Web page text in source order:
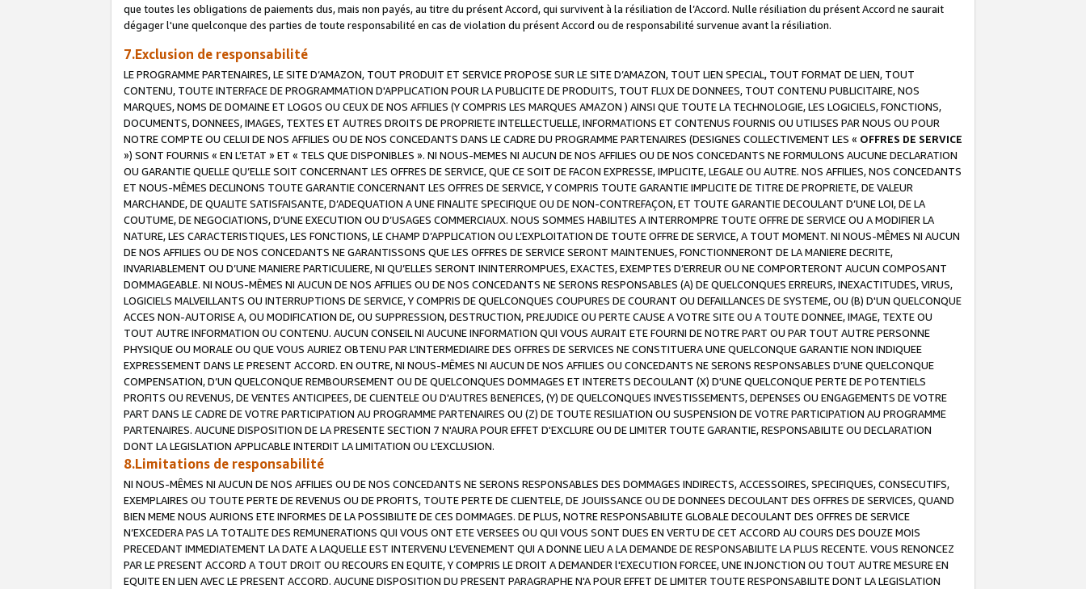
que toutes les obligations de paiements dus, mais non payés, au titre du présent Accord, qui survivent à la résiliation de l’Accord. Nulle résiliation du présent Accord ne saurait
dégager l'une quelconque des parties de toute responsabilité en cas de violation du présent Accord ou de responsabilité survenue avant la résiliation.
7.Exclusion de responsabilité
LE PROGRAMME PARTENAIRES, LE SITE D’AMAZON, TOUT PRODUIT ET SERVICE PROPOSE SUR LE SITE D’AMAZON, TOUT LIEN SPECIAL, TOUT FORMAT DE LIEN, TOUT
CONTENU, TOUTE INTERFACE DE PROGRAMMATION D'APPLICATION POUR LA PUBLICITE DE PRODUITS, TOUT FLUX DE DONNEES, TOUT CONTENU PUBLICITAIRE, NOS
MARQUES, NOMS DE DOMAINE ET LOGOS OU CEUX DE NOS AFFILIES (Y COMPRIS LES MARQUES AMAZON ) AINSI QUE TOUTE LA TECHNOLOGIE, LES LOGICIELS, FONCTIONS,
DOCUMENTS, DONNEES, IMAGES, TEXTES ET AUTRES DROITS DE PROPRIETE INTELLECTUELLE, INFORMATIONS ET CONTENUS FOURNIS OU UTILISES PAR NOUS OU POUR
NOTRE COMPTE OU CELUI DE NOS AFFILIES OU DE NOS CONCEDANTS DANS LE CADRE DU PROGRAMME PARTENAIRES (DESIGNES COLLECTIVEMENT LES « OFFRES DE SERVICE
») SONT FOURNIS « EN L’ETAT » ET « TELS QUE DISPONIBLES ». NI NOUS-MEMES NI AUCUN DE NOS AFFILIES OU DE NOS CONCEDANTS NE FORMULONS AUCUNE DECLARATION
OU GARANTIE QUELLE QU’ELLE SOIT CONCERNANT LES OFFRES DE SERVICE, QUE CE SOIT DE FACON EXPRESSE, IMPLICITE, LEGALE OU AUTRE. NOS AFFILIES, NOS CONCEDANTS
ET NOUS-MÊMES DECLINONS TOUTE GARANTIE CONCERNANT LES OFFRES DE SERVICE, Y COMPRIS TOUTE GARANTIE IMPLICITE DE TITRE DE PROPRIETE, DE VALEUR
MARCHANDE, DE QUALITE SATISFAISANTE, D’ADEQUATION A UNE FINALITE SPECIFIQUE OU DE NON-CONTREFAÇON, ET TOUTE GARANTIE DECOULANT D’UNE LOI, DE LA
COUTUME, DE NEGOCIATIONS, D’UNE EXECUTION OU D’USAGES COMMERCIAUX. NOUS SOMMES HABILITES A INTERROMPRE TOUTE OFFRE DE SERVICE OU A MODIFIER LA
NATURE, LES CARACTERISTIQUES, LES FONCTIONS, LE CHAMP D’APPLICATION OU L’EXPLOITATION DE TOUTE OFFRE DE SERVICE, A TOUT MOMENT. NI NOUS-MÊMES NI AUCUN
DE NOS AFFILIES OU DE NOS CONCEDANTS NE GARANTISSONS QUE LES OFFRES DE SERVICE SERONT MAINTENUES, FONCTIONNERONT DE LA MANIERE DECRITE,
INVARIABLEMENT OU D’UNE MANIERE PARTICULIERE, NI QU’ELLES SERONT ININTERROMPUES, EXACTES, EXEMPTES D’ERREUR OU NE COMPORTERONT AUCUN COMPOSANT
DOMMAGEABLE. NI NOUS-MÊMES NI AUCUN DE NOS AFFILIES OU DE NOS CONCEDANTS NE SERONS RESPONSABLES (A) DE QUELCONQUES ERREURS, INEXACTITUDES, VIRUS,
LOGICIELS MALVEILLANTS OU INTERRUPTIONS DE SERVICE, Y COMPRIS DE QUELCONQUES COUPURES DE COURANT OU DEFAILLANCES DE SYSTEME, OU (B) D'UN QUELCONQUE
ACCES NON-AUTORISE A, OU MODIFICATION DE, OU SUPPRESSION, DESTRUCTION, PREJUDICE OU PERTE CAUSE A VOTRE SITE OU A TOUTE DONNEE, IMAGE, TEXTE OU
TOUT AUTRE INFORMATION OU CONTENU. AUCUN CONSEIL NI AUCUNE INFORMATION QUI VOUS AURAIT ETE FOURNI DE NOTRE PART OU PAR TOUT AUTRE PERSONNE
PHYSIQUE OU MORALE OU QUE VOUS AURIEZ OBTENU PAR L’INTERMEDIAIRE DES OFFRES DE SERVICES NE CONSTITUERA UNE QUELCONQUE GARANTIE NON INDIQUEE
EXPRESSEMENT DANS LE PRESENT ACCORD. EN OUTRE, NI NOUS-MÊMES NI AUCUN DE NOS AFFILIES OU CONCEDANTS NE SERONS RESPONSABLES D’UNE QUELCONQUE
COMPENSATION, D’UN QUELCONQUE REMBOURSEMENT OU DE QUELCONQUES DOMMAGES ET INTERETS DECOULANT (X) D'UNE QUELCONQUE PERTE DE POTENTIELS
PROFITS OU REVENUS, DE VENTES ANTICIPEES, DE CLIENTELE OU D'AUTRES BENEFICES, (Y) DE QUELCONQUES INVESTISSEMENTS, DEPENSES OU ENGAGEMENTS DE VOTRE
PART DANS LE CADRE DE VOTRE PARTICIPATION AU PROGRAMME PARTENAIRES OU (Z) DE TOUTE RESILIATION OU SUSPENSION DE VOTRE PARTICIPATION AU PROGRAMME
PARTENAIRES. AUCUNE DISPOSITION DE LA PRESENTE SECTION 7 N'AURA POUR EFFET D'EXCLURE OU DE LIMITER TOUTE GARANTIE, RESPONSABILITE OU DECLARATION
DONT LA LEGISLATION APPLICABLE INTERDIT LA LIMITATION OU L’EXCLUSION.
8.Limitations de responsabilité
NI NOUS-MÊMES NI AUCUN DE NOS AFFILIES OU DE NOS CONCEDANTS NE SERONS RESPONSABLES DES DOMMAGES INDIRECTS, ACCESSOIRES, SPECIFIQUES, CONSECUTIFS,
EXEMPLAIRES OU TOUTE PERTE DE REVENUS OU DE PROFITS, TOUTE PERTE DE CLIENTELE, DE JOUISSANCE OU DE DONNEES DECOULANT DES OFFRES DE SERVICES, QUAND
BIEN MEME NOUS AURIONS ETE INFORMES DE LA POSSIBILITE DE CES DOMMAGES. DE PLUS, NOTRE RESPONSABILITE GLOBALE DECOULANT DES OFFRES DE SERVICE
N’EXCEDERA PAS LA TOTALITE DES REMUNERATIONS QUI VOUS ONT ETE VERSEES OU QUI VOUS SONT DUES EN VERTU DE CET ACCORD AU COURS DES DOUZE MOIS
PRECEDANT IMMEDIATEMENT LA DATE A LAQUELLE EST INTERVENU L’EVENEMENT QUI A DONNE LIEU A LA DEMANDE DE RESPONSABILITE LA PLUS RECENTE. VOUS RENONCEZ
PAR LE PRESENT ACCORD A TOUT DROIT OU RECOURS EN EQUITE, Y COMPRIS LE DROIT A DEMANDER l'EXECUTION FORCEE, UNE INJONCTION OU TOUT AUTRE MESURE EN
EQUITE EN LIEN AVEC LE PRESENT ACCORD. AUCUNE DISPOSITION DU PRESENT PARAGRAPHE N'A POUR EFFET DE LIMITER TOUTE RESPONSABILITE DONT LA LEGISLATION